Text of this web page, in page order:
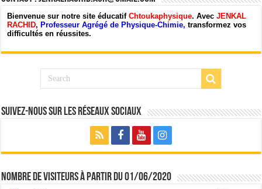
Bienvenue sur notre site éducatifChtoukaphysique. AvecJENKAL
RACHID,Professeur Agrégé de Physique-Chimie,transformez vos
difficultés en réussites.
Suivez-nous sur les Réseaux Sociaux
nombre de visiteurs à partir du 01/06/2020